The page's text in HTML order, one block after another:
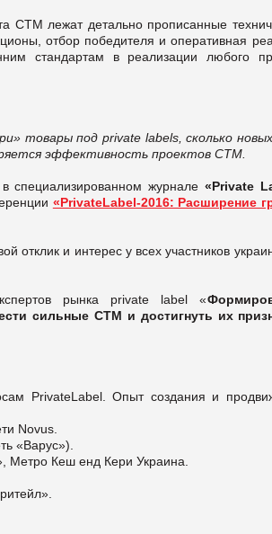
СТМ лежат детально прописанные
отбор победителя и оперативная
стандартам в реализации любо­го
товары под private labels, сколько
эффективность проектов СТМ.
журнале «Private
«PrivateLabel-2016: Расширение
отклик и интерес у всех участников
рынка private label «
сильные СТМ и достигнуть их
PrivateLabel. Опыт создания и
Novus.
«Варус»).
Метро Кеш енд Кери Украина.